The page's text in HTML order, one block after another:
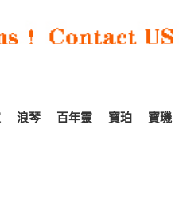
浪琴 百年靈 寶珀 寶璣